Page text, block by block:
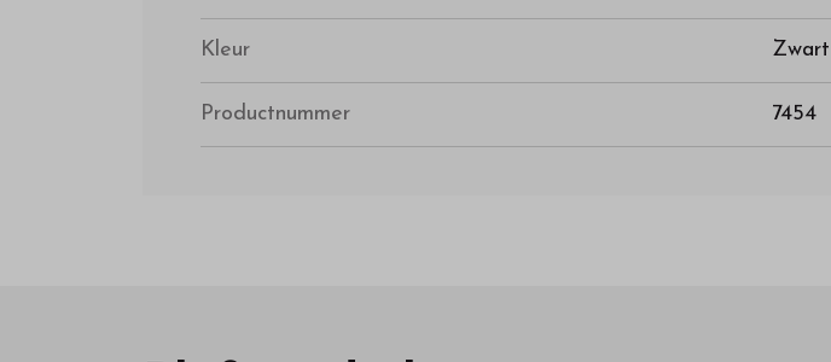
Kleur Zwart
Productnummer 7454